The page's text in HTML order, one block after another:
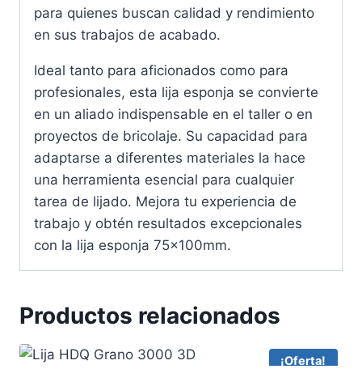
para quienes buscan calidad y rendimiento
en sus trabajos de acabado.
Ideal tanto para aficionados como para
profesionales, esta lija esponja se convierte
en un aliado indispensable en el taller o en
proyectos de bricolaje. Su capacidad para
adaptarse a diferentes materiales la hace
una herramienta esencial para cualquier
tarea de lijado. Mejora tu experiencia de
trabajo y obtén resultados excepcionales
con la lija esponja 75x100mm.
Productos relacionados
¡Oferta!